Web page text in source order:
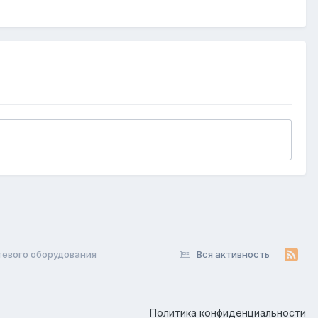
Вся активность
оборудования
Политика конфиденциальности